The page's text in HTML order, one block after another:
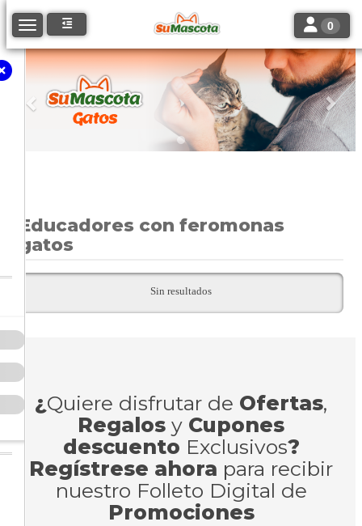
Toggle navigation Toggle
0
Anterior
Educadores con feromonas
gatos
Sin resultados
¿Quiere disfrutar de Ofertas,
Regalos y Cupones
descuento Exclusivos?
Regístrese ahora para recibir
nuestro Folleto Digital de
Promociones